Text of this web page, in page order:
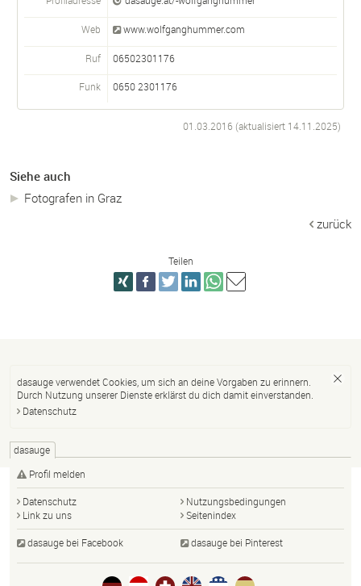
Web www.wolfganghummer.com
Ruf 06502301176
Funk 0650 2301176
01.03.2016 (aktualisiert 14.11.2025)
Siehe auch
Fotografen in Graz
zurück
Teilen
dasauge verwendet Cookies, um sich an deine Vorgaben zu erinnern.
Durch Nutzung unserer Dienste erklärst du dich damit einverstanden.
Datenschutz
dasauge
Profil melden
Datenschutz
Nutzungsbedingungen
Link zu uns
Seitenindex
dasauge bei Facebook dasauge bei Pinterest